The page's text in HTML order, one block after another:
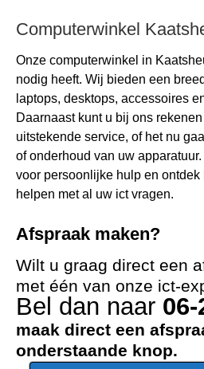
Computerwinkel
Onze computerwinkel in
nodig heeft. Wij bieden een
laptops, desktops, accessoires
Daarnaast kunt u bij ons
uitstekende service, of het nu
of onderhoud van uw
voor persoonlijke hulp en ontdek
helpen met al uw ict vragen.
Afspraak maken?
Wilt u graag direct een
met één van onze ict-
Bel dan naar 06-
maak direct een
onderstaande knop.